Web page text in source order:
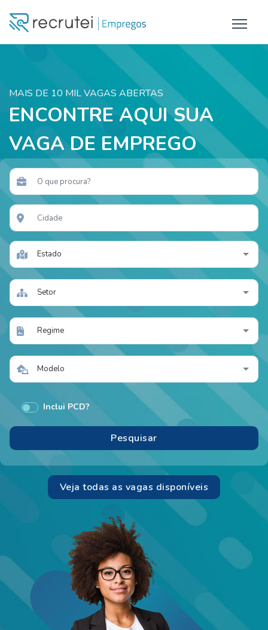
MAIS DE 10 MIL VAGAS ABERTAS
ENCONTRE AQUI SUA
VAGA DE EMPREGO
Estado
Setor
Regime
Modelo
Inclui PCD?
Veja todas as vagas disponíveis